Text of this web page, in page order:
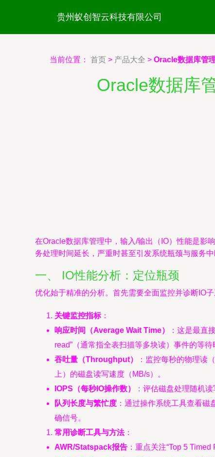
贵州蚁创智云科技有限公司
当前位置： 首页 > 产品大全 > Oracle数据库管
Oracle数据库
在Oracle数据库管理中，输入/输出（IO）性能是影
务处理时间延长，严重时甚至引发系统瓶颈与服务
一、 IO性能分析：定位瓶颈
优化始于精准的分析。首先需要全面监控并诊断IO子
关键监控指标：
响应时间（Average Wait Time）
：这是最直
read”（通常指全表扫描等多块读）事件的等
吞吐量（Throughput）
：监控每秒的物理读（
上）的磁盘读写速度（MB/s）。
IOPS（每秒IO操作数）
：评估磁盘处理随机
队列长度与繁忙度 ：通过操作系统工具查看磁
确信号。
常用诊断工具与方法：
AWR/Statspack报告 ：重点关注“Top 5